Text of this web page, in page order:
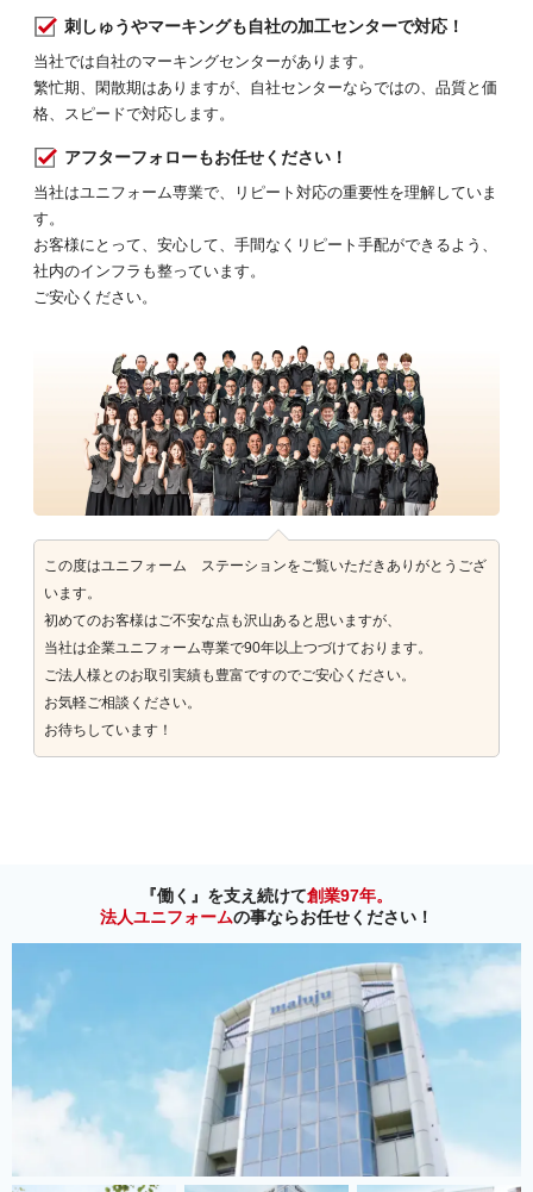
刺しゅうやマーキングも自社の加工センターで対応！
当社では自社のマーキングセンターがあります。
繁忙期、閑散期はありますが、自社センターならではの、品質と価
格、スピードで対応します。
アフターフォローもお任せください！
当社はユニフォーム専業で、リピート対応の重要性を理解していま
す。
お客様にとって、安心して、手間なくリピート手配ができるよう、
社内のインフラも整っています。
ご安心ください。
この度はユニフォーム ステーションをご覧いただきありがとうござ
います。
初めてのお客様はご不安な点も沢山あると思いますが、
当社は企業ユニフォーム専業で90年以上つづけております。
ご法人様とのお取引実績も豊富ですのでご安心ください。
お気軽ご相談ください。
お待ちしています！
『働く』を支え続けて創業97年。
法人ユニフォームの事ならお任せください！